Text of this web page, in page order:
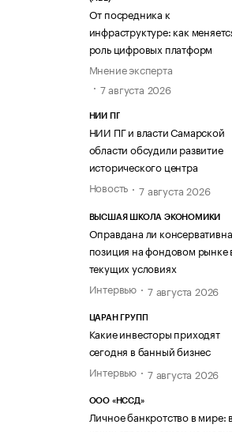
От посредника к
инфраструктуре: как
роль цифровых платформ
Мнение эксперта
7 августа 2026
НИИ ПГ
НИИ ПГ и власти Самарской
области обсудили развитие
исторического центра
Новость
7 августа 2026
ВЫСШАЯ ШКОЛА ЭКОНОМИКИ
Оправдана ли
позиция на фондовом рынке
текущих условиях
Интервью
7 августа 2026
ЦАРАН ГРУПП
Какие инвесторы приходят
сегодня в банный бизнес
Интервью
7 августа 2026
ООО «НССД»
Личное банкротство в мире: